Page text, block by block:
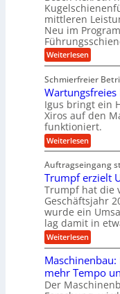
e
U
m
g
e
b
u
n
g
e
n
g
n
z
i
s
e
H
u
b
e
w
e
g
u
n
g
e
o
m
o
t
i
v
e
n
d
M
a
s
c
h
i
e
n
b
a
u
e
r
W
e
r
k
z
e
u
g
k
r
e
i
s
a
u
f
mittleren
Neu im
Weiterlesen:
K
g
e
l
s
c
h
i
e
e
n
f
ü
h
r
u
n
g
e
n
B
S
Schmierfreier
Igus bringt ein
Xiros auf den
funktioniert.
Weiterlesen:
W
r
t
u
n
g
s
r
e
e
s
H
Auftragseingang
Trumpf erzielt
Trumpf hat die
Geschäftsjahr
wurde ein
lag damit in
Weiterlesen:
T
u
m
p
mehr Tempo
Der